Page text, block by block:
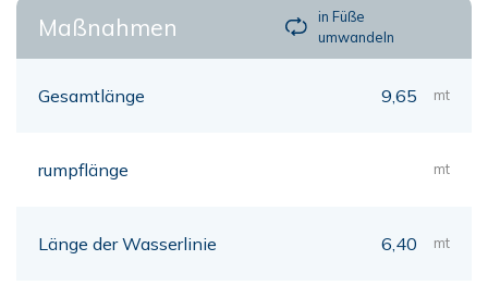
Maßnahmen
in Füße
umwandeln
Gesamtlänge 9,65 mt
rumpflänge mt
Länge der Wasserlinie 6,40 mt